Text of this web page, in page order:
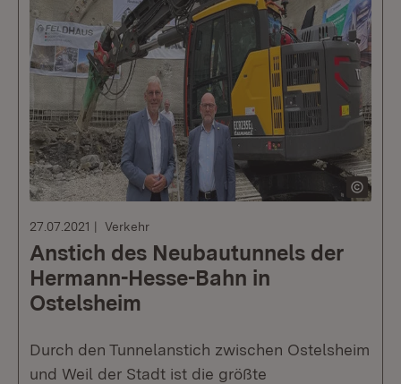
27.07.2021 Verkehr
Anstich des Neubautunnels der
Hermann-Hesse-Bahn in
Ostelsheim
Durch den Tunnelanstich zwischen Ostelsheim
und Weil der Stadt ist die größte